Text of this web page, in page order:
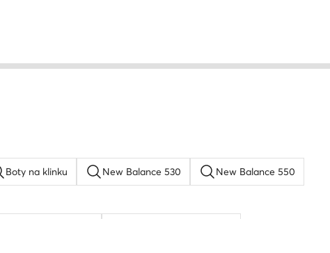
Boty na klinku New Balance 530 New Balance 550